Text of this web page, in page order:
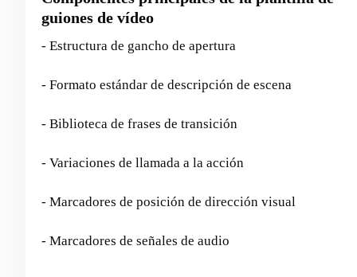
guiones de vídeo
- Estructura de gancho de apertura
- Formato estándar de descripción de escena
- Biblioteca de frases de transición
- Variaciones de llamada a la acción
- Marcadores de posición de dirección visual
- Marcadores de señales de audio